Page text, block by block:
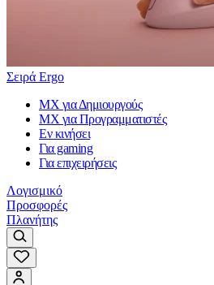
Σειρά Ergo
MX για Δημιουργούς
MX για Προγραμματιστές
Εν κινήσει
Για gaming
Για επιχειρήσεις
Λογισμικό
Προσφορές
Πλανήτης